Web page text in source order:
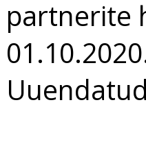
partnerite